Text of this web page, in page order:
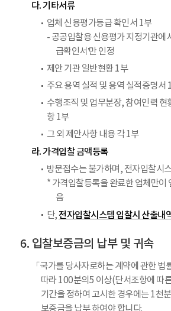
다. 기타서류
업체 신용평가등급 확인서 1부
- 공공입찰용 신용평가 지정기관에
급확인서’만 인정
제안 기관 일반현황 1부
주요 용역 실적 및 용역 실적증명서
수행조직 및 업무분장, 참여인력 현
항 1부
그 외 제안사항 내용 각 1부
라. 가격입찰 금액등록
방문접수는 불가하며, 전자입찰시
* 가격입찰등록을 완료한 업체만이
음
단,전자입찰시스템 입찰시 산출내
입찰보증금의 납부 및 귀속
「국가를 당사자로하는 계약에 관한 법
따라 100분의5 이상(단서조항에 따
기간을 정하여 고시한 경우에는 1천